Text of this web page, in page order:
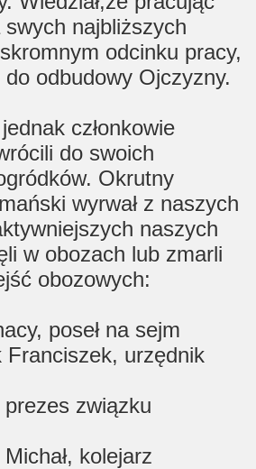
najbliższych
odcinku pracy,
odbudowy Ojczyzny.
członkowie
do swoich
Okrutny
wyrwał z naszych
naszych
w obozach lub zmarli
obozowych:
poseł na sejm
Franciszek, urzędnik
związku
kolejarz